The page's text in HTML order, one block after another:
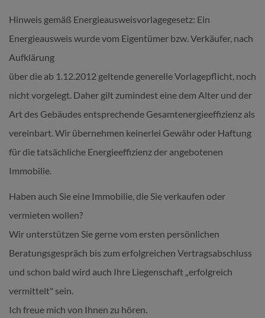
Hinweis gemäß Energieausweisvorlagegesetz: Ein
Energieausweis wurde vom Eigentümer bzw. Verkäufer, nach
Aufklärung
über die ab 1.12.2012 geltende generelle Vorlagepflicht, noch
nicht vorgelegt. Daher gilt zumindest eine dem Alter und der
Art des Gebäudes entsprechende Gesamtenergieeffizienz als
vereinbart. Wir übernehmen keinerlei Gewähr oder Haftung
für die tatsächliche Energieeffizienz der angebotenen
Immobilie.
Haben auch Sie eine Immobilie, die Sie verkaufen oder
vermieten wollen?
Wir unterstützen Sie gerne vom ersten persönlichen
Beratungsgespräch bis zum erfolgreichen Vertragsabschluss
und schon bald wird auch Ihre Liegenschaft „erfolgreich
vermittelt" sein.
Ich freue mich von Ihnen zu hören.